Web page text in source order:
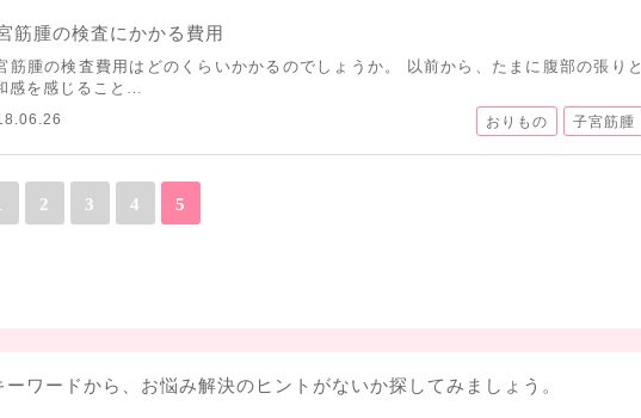
筋腫の検査にかかる費用
筋腫の検査費用はどのくらいかかるのでしょうか。 以前から、たまに腹部の張りと
感を感じること…
おりもの 子宮筋腫
2 3 4 5
ーワードから、お悩み解決のヒントがないか探してみましょう。